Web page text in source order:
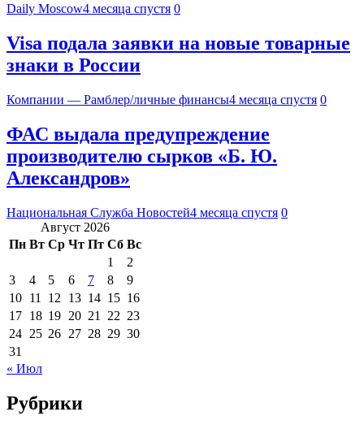
Daily Moscow4 месяца спустя 0
Visa подала заявки на новые товарные
знаки в России
Компании — Рамблер/личные финансы4 месяца спустя 0
ФАС выдала предупреждение
производителю сырков «Б. Ю.
Александров»
Национальная Служба Новостей4 месяца спустя 0
Август 2026
Пн Вт Ср Чт Пт Сб Вс
1
2
3
4 5 6 7 8
9
10 11 12 13 14 15 16
17 18 19 20 21 22 23
24 25 26 27 28 29 30
31
« Июл
Рубрики